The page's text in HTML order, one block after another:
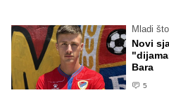
Mladi
Novi
Bara
5